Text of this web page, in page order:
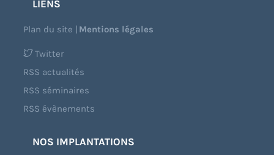
LIENS
Plan du site |Mentions légales
Twitter
RSS actualités
RSS séminaires
RSS évènements
NOS IMPLANTATIONS